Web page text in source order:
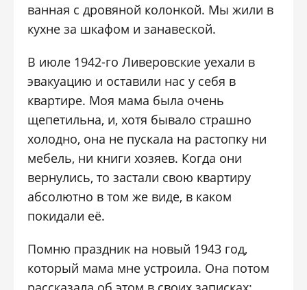
ванная с дровяной колонкой. Мы жили в
кухне за шкафом и занавеской.
В июле 1942-го Ливеровские уехали в
эвакуацию и оставили нас у себя в
квартире. Моя мама была очень
щепетильна, и, хотя бывало страшно
холодно, она не пускала на растопку ни
мебель, ни книги хозяев. Когда они
вернулись, то застали свою квартиру
абсолютно в том же виде, в каком
покидали её.
Помню праздник на новый 1943 год,
который мама мне устроила. Она потом